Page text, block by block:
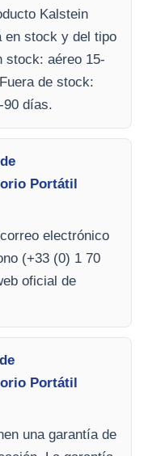
Kalstein
en stock y del tipo
stock: aéreo 15-
de stock:
90 días.
Portátil
electrónico
(+33 (0) 1 70
oficial de
Portátil
una garantía de